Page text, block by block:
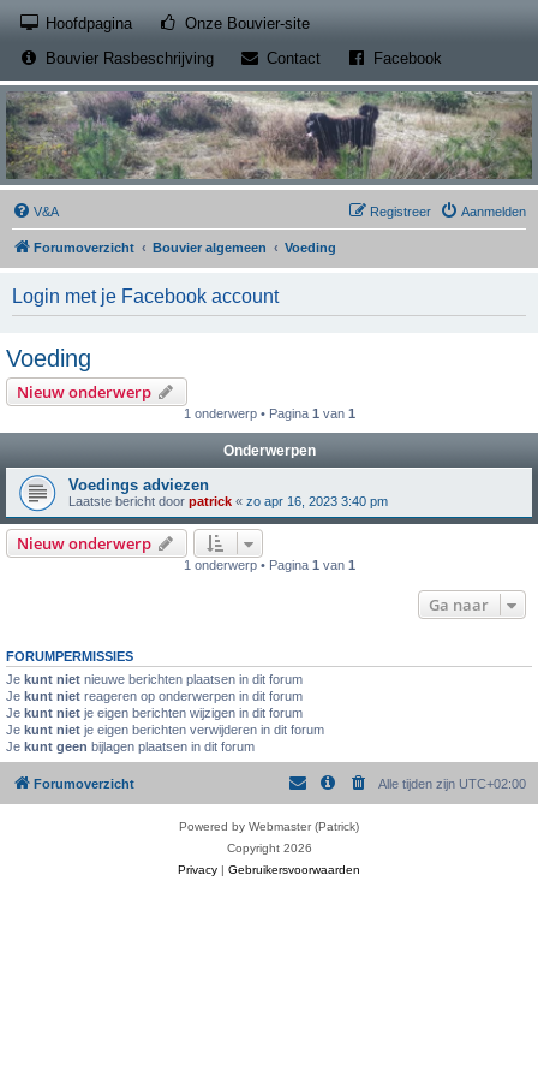
Hoofdpagina Onze Bouvier-site(Opens a new tab)
Bouvier Rasbeschrijving
Contact(Opens a new tab)
Facebook
V&A Aanmelden
Registreer
Forumoverzicht Bouvier algemeen Voeding
Login met je Facebook account
Voeding
Nieuw onderwerp
1 onderwerp • Pagina 1 van 1
Onderwerpen
Voedings adviezen
Laatste bericht door patrick « zo apr 16, 2023 3:40 pm
Nieuw onderwerp
1 onderwerp • Pagina 1 van 1
Ga naar
FORUMPERMISSIES
Je kunt niet nieuwe berichten plaatsen in dit forum
Je kunt niet reageren op onderwerpen in dit forum
Je kunt niet je eigen berichten wijzigen in dit forum
Je kunt niet je eigen berichten verwijderen in dit forum
Je kunt geen bijlagen plaatsen in dit forum
Forumoverzicht Alle tijden zijn UTC+02:00
Powered by Webmaster (Patrick)
Copyright 2026
Privacy | Gebruikersvoorwaarden